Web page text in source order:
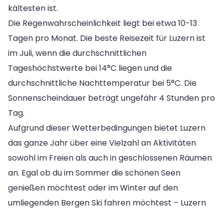
kältesten ist.
Die Regenwahrscheinlichkeit liegt bei etwa 10-13
Tagen pro Monat. Die beste Reisezeit für Luzern ist
im Juli, wenn die durchschnittlichen
Tageshöchstwerte bei 14°C liegen und die
durchschnittliche Nachttemperatur bei 5°C. Die
Sonnenscheindauer beträgt ungefähr 4 Stunden pro
Tag.
Aufgrund dieser Wetterbedingungen bietet Luzern
das ganze Jahr über eine Vielzahl an Aktivitäten
sowohl im Freien als auch in geschlossenen Räumen
an. Egal ob du im Sommer die schönen Seen
genießen möchtest oder im Winter auf den
umliegenden Bergen Ski fahren möchtest – Luzern